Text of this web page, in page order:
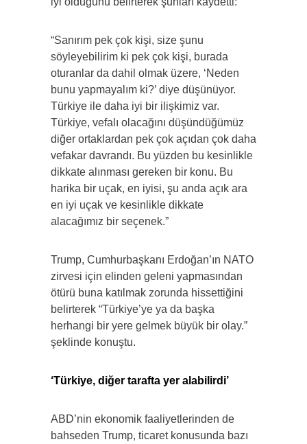
“Sanırım pek çok kişi, size şunu
söyleyebilirim ki pek çok kişi, burada
oturanlar da dahil olmak üzere, ‘Neden
bunu yapmayalım ki?’ diye düşünüyor.
Türkiye ile daha iyi bir ilişkimiz var.
Türkiye, vefalı olacağını düşündüğümüz
diğer ortaklardan pek çok açıdan çok daha
vefakar davrandı. Bu yüzden bu kesinlikle
dikkate alınması gereken bir konu. Bu
harika bir uçak, en iyisi, şu anda açık ara
en iyi uçak ve kesinlikle dikkate
alacağımız bir seçenek.”
Trump, Cumhurbaşkanı Erdoğan’ın NATO
zirvesi için elinden geleni yapmasından
ötürü buna katılmak zorunda hissettiğini
belirterek “Türkiye’ye ya da başka
herhangi bir yere gelmek büyük bir olay.”
şeklinde konuştu.
‘Türkiye, diğer tarafta yer alabilirdi’
ABD’nin ekonomik faaliyetlerinden de
bahseden Trump, ticaret konusunda bazı